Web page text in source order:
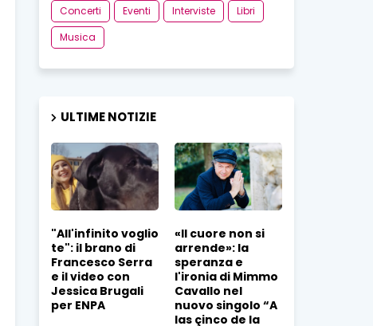
Concerti
Eventi Interviste
Libri
Musica
ULTIME NOTIZIE
"All'infinito voglio
te": il brano di
Francesco Serra
e il video con
Jessica Brugali
per ENPA
«Il cuore non si
arrende»: la
speranza e
l'ironia di Mimmo
Cavallo nel
nuovo singolo “A
las çinco de la